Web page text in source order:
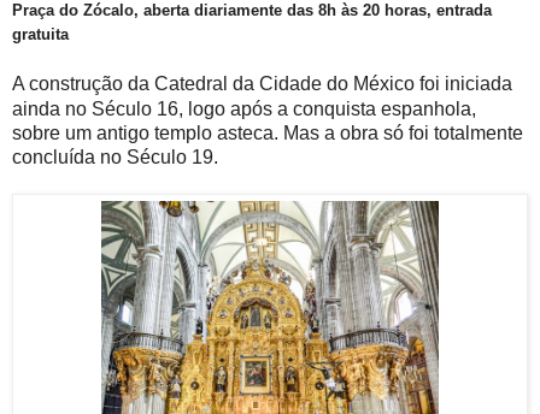
Praça do Zócalo, aberta diariamente das 8h às 20 horas, entrada
gratuita
A construção da Catedral da Cidade do México foi iniciada
ainda no Século 16, logo após a conquista espanhola,
sobre um antigo templo asteca. Mas a obra só foi totalmente
concluída no Século 19.